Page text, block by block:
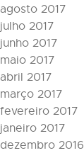
agosto 2017
julho 2017
junho 2017
maio 2017
abril 2017
março 2017
fevereiro 2017
janeiro 2017
dezembro 2016